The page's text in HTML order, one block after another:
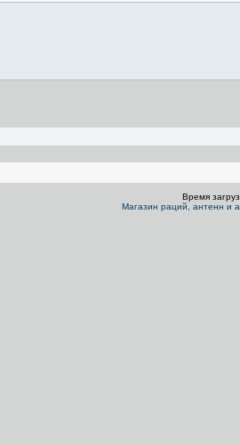
Время
Магазин раций, антенн и